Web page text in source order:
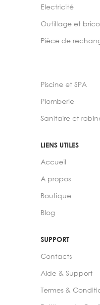
Electricité
Outillage et
Pièce de
Piscine et SPA
Plomberie
Sanitaire et
LIENS UTILES
Accueil
A propos
Boutique
Blog
SUPPORT
Contacts
Aide & Support
Termes &